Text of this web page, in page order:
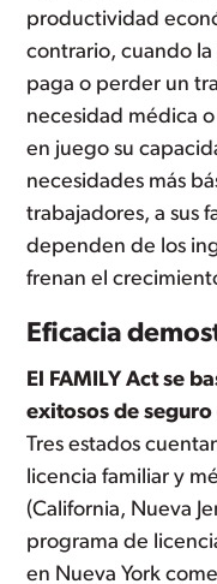
productividad
contrario, cuando
paga o perder un
necesidad médica
en juego su
necesidades más
trabajadores, a sus
dependen de los
frenan el
Eficacia
El FAMILY Act se
exitosos de
Tres estados
licencia familiar y
(California, Nueva
programa de
en Nueva York